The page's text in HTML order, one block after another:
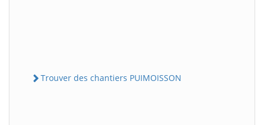
Trouver des chantiers PUIMOISSON